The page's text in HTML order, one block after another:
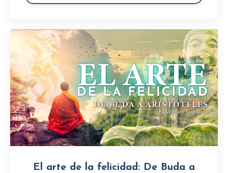
El arte de la felicidad: De Buda a